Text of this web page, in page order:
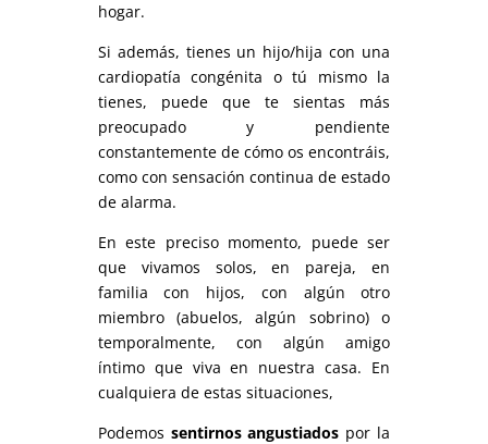
hogar.
Si además, tienes un hijo/hija con una
cardiopatía congénita o tú mismo la
tienes, puede que te sientas más
preocupado y pendiente
constantemente de cómo os encontráis,
como con sensación continua de estado
de alarma.
En este preciso momento, puede ser
que vivamos solos, en pareja, en
familia con hijos, con algún otro
miembro (abuelos, algún sobrino) o
temporalmente, con algún amigo
íntimo que viva en nuestra casa. En
cualquiera de estas situaciones,
Podemos sentirnos angustiados por la